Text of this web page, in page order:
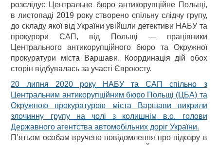
розслідує Центральне бюро антикорупційне Польщі,
в листопаді 2019 року створено спільну слідчу групу,
до складу якої від України увійшли детективи НАБУ та
прокурори САП, від Польщі — працівники
Центрального антикорупційного бюро та Окружної
прокуратури міста Варшави. Координація дій обох
сторін відбувалась за участі Євроюсту.
20 липня 2020 року НАБУ та САП спільно з
Центральним антикорупційним бюро Польщі (ЦБА) та
Окружною прокуратурою міста Варшави викрили
злочинну групу на чолі з колишнім в.о. голови
Державного агентства автомобільних доріг України.
П’ятьом особам вручено повідомлення про підозру в